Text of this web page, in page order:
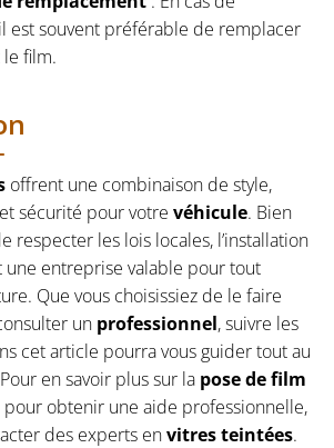
est souvent préférable de remplacer
film.
offrent une combinaison de style,
sécurité pour votre véhicule. Bien
respecter les lois locales, l’installation
une entreprise valable pour tout
Que vous choisissiez de le faire
un professionnel, suivre les
cet article pourra vous guider tout au
en savoir plus sur la pose de film
pour obtenir une aide professionnelle,
des experts envitres teintées.